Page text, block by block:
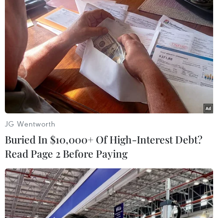
#Giá vàng #tỷ giá trung tâm #USD
#SJC
TP. Hà Nội
Tp. Hồ Chí Minh
Theo dõi VietnamPlus
TIN LIÊN QUAN
JG Wentworth
Buried In $10,000+ Of High-Interest Debt?
Read Page 2 Before Paying